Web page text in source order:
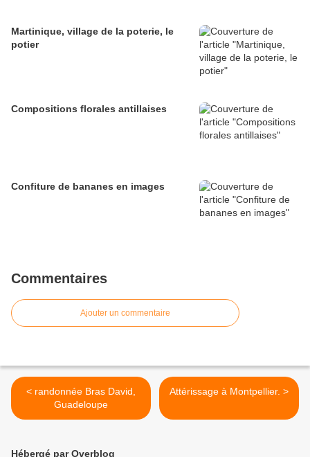
Martinique, village de la poterie, le
potier
Compositions florales antillaises
Confiture de bananes en images
Commentaires
Ajouter un commentaire
< randonnée Bras David,
Guadeloupe
Attérissage à Montpellier. >
Hébergé par Overblog